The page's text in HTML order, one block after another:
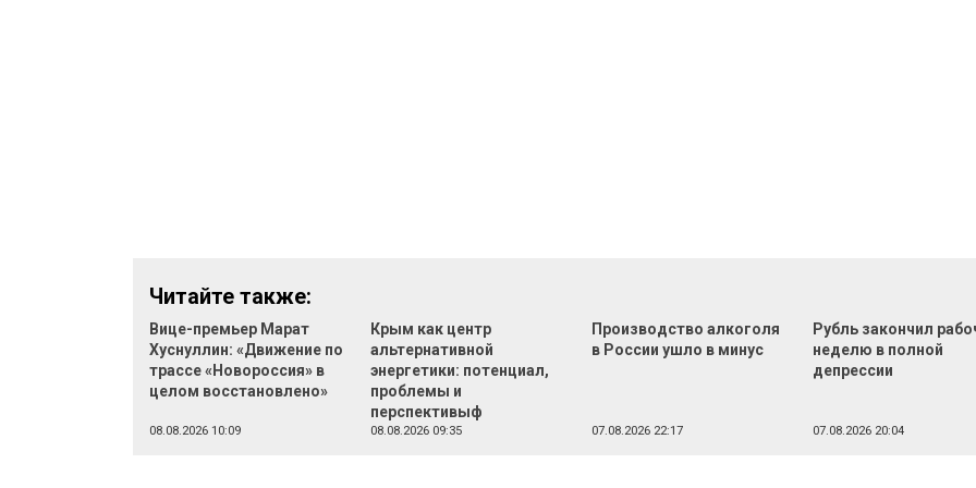
Читайте также:
Вице-премьер Марат
Хуснуллин: «Движение по
трассе «Новороссия» в
целом восстановлено»
08.08.2026 10:09
Крым как центр
альтернативной
энергетики: потенциал,
проблемы и
перспективыф
08.08.2026 09:35
Производство алкоголя
в России ушло в минус
07.08.2026 22:17
Рубль закончил
неделю в полной
депрессии
07.08.2026 20:04